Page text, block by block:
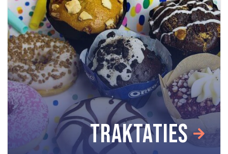
TRAKTATIES